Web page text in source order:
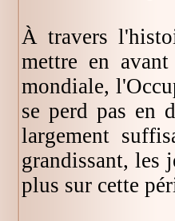
À travers
mettre en
mondiale,
se perd pas en
largement
grandissant, les
plus sur cette